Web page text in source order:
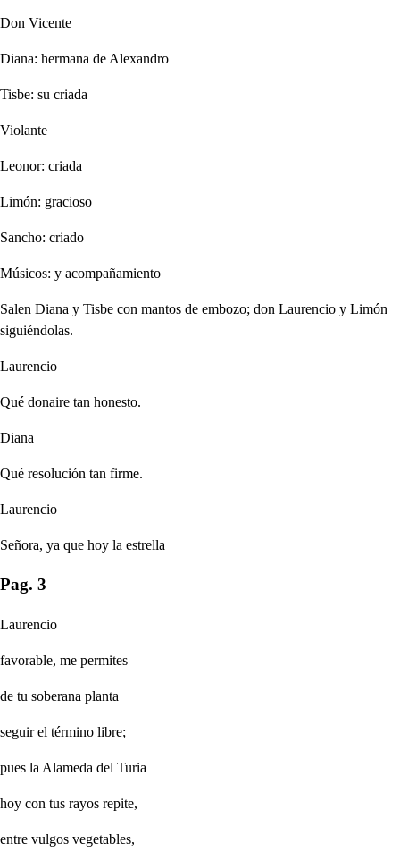
Don Vicente
Diana: hermana de Alexandro
Tisbe: su criada
Violante
Leonor: criada
Limón: gracioso
Sancho: criado
Músicos: y acompañamiento
Salen Diana y Tisbe con mantos de embozo; don Laurencio y Limón
siguiéndolas.
Laurencio
Qué donaire tan honesto.
Diana
Qué resolución tan firme.
Laurencio
Señora, ya que hoy la estrella
Pag. 3
Laurencio
favorable, me permites
de tu soberana planta
seguir el término libre;
pues la Alameda del Turia
hoy con tus rayos repite,
entre vulgos vegetables,